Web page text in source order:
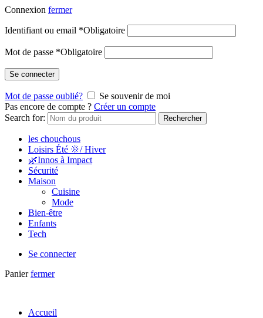
Connexion fermer
Identifiant ou email *Obligatoire
Mot de passe *Obligatoire
Se connecter
Mot de passe oublié?
Se souvenir de moi
Pas encore de compte ? Créer un compte
Search for:
Rechercher
les chouchous
Loisirs Été 🌞/ Hiver
🌿Innos à Impact
Sécurité
Maison
Cuisine
Mode
Bien-être
Enfants
Tech
Se connecter
Panier fermer
Accueil